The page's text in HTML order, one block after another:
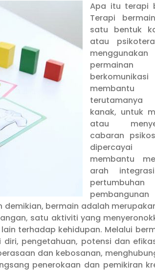
Apa itu terapi
Terapi
satu bentuk
atau
menggunakan
membantu
kanak, untuk
atau
cabaran
membantu
arah
demikian, bermain adalah
satu aktiviti yang
terhadap kehidupan. Melalui
pengetahuan, potensi dan
dan kebosanan,
penerokaan dan pemikiran